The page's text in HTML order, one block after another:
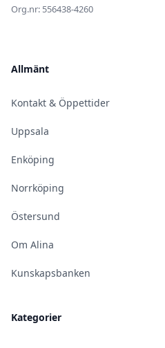
Org.nr: 556438-4260
Allmänt
Kontakt & Öppettider
Uppsala
Enköping
Norrköping
Östersund
Om Alina
Kunskapsbanken
Kategorier